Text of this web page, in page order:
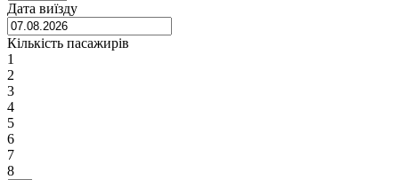
Дата виїзду
Кількість пасажирів
1
2
3
4
5
6
7
8